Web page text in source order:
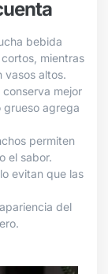
bebida
mientras
vasos altos.
mejor
grueso agrega
permiten
el sabor.
evitan que las
del